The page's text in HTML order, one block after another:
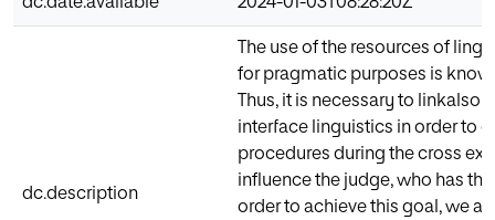
dc.description
The use of the resources of
for pragmatic purposes is
Thus, it is necessary to
interface linguistics in order to
procedures during the cross
influence the judge, who has
order to achieve this goal, we